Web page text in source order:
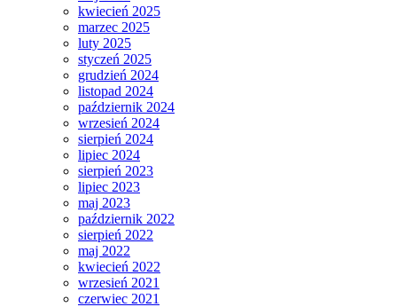
kwiecień 2025
marzec 2025
luty 2025
styczeń 2025
grudzień 2024
listopad 2024
październik 2024
wrzesień 2024
sierpień 2024
lipiec 2024
sierpień 2023
lipiec 2023
maj 2023
październik 2022
sierpień 2022
maj 2022
kwiecień 2022
wrzesień 2021
czerwiec 2021